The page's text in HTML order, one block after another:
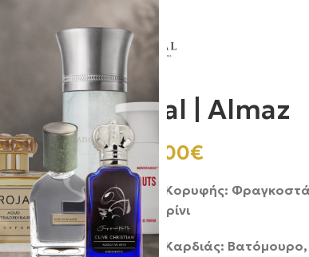
Kajal | Almaz
230.00€
Νότες Κορυφής:
Μανταρίνι
Νότες Καρδιάς: